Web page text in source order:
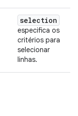
selection
especifica os
critérios para
selecionar
linhas.